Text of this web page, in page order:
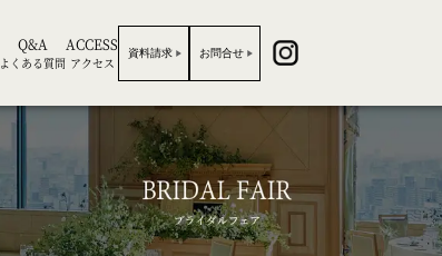
Q&A
よくある質問
ACCESS
アクセス
資料請求 お問合せ